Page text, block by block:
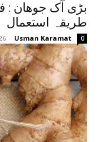
بڑی آک جوھان :
طریقہ استعمال
Usman Karamat
- 0